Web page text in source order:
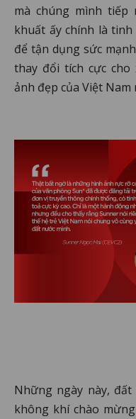
mà chúng mình
khuất ấy chính là
để tận dụng sức
thay đổi tích cực
ảnh đẹp của Việt Nam
Những ngày này,
không khí chào